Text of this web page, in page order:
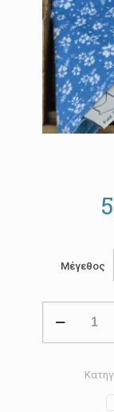
Μέγεθος
ποσότητα